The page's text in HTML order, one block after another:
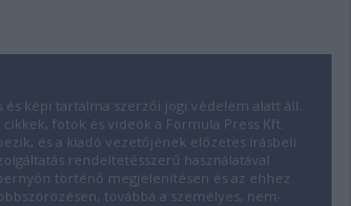
és képi tartalma szerzői jogi védelem alatt áll.
fotók és videók a Formula Press Kft.
és a kiadó vezetőjének előzetes írásbeli
rendeltetésszerű használatával
történő megjelenítésen és az ehhez
továbbá a személyes, nem-